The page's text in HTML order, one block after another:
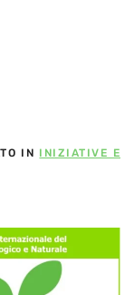
IN INIZIATIVE E